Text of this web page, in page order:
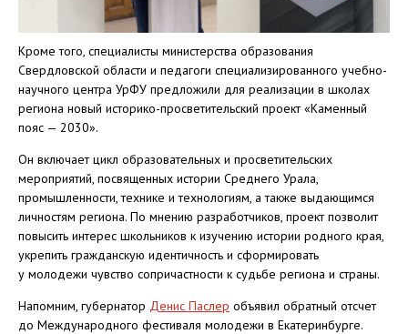
Кроме того, специалисты министерства образования
Свердловской области и педагоги специализированного учебно-
научного центра УрФУ предложили для реализации в школах
региона новый историко-просветительский проект «Каменный
пояс — 2030».
Он включает цикл образовательных и просветительских
мероприятий, посвященных истории Среднего Урала,
промышленности, технике и технологиям, а также выдающимся
личностям региона. По мнению разработчиков, проект позволит
повысить интерес школьников к изучению истории родного края,
укрепить гражданскую идентичность и сформировать
у молодежи чувство сопричастности к судьбе региона и страны.
Напомним, губернатор Денис Паслер объявил обратный отсчет
до Международного фестиваля молодежи в Екатеринбурге.